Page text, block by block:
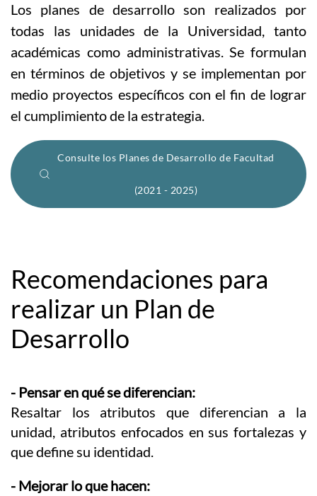
Los planes de desarrollo son realizados por
todas las unidades de la Universidad, tanto
académicas como administrativas. Se formulan
en términos de objetivos y se implementan por
medio proyectos específicos con el fin de lograr
el cumplimiento de la estrategia.
Consulte los Planes de Desarrollo de Facultad
(2021 - 2025)
Recomendaciones para
realizar un Plan de
Desarrollo
- Pensar en qué se diferencian:
Resaltar los atributos que diferencian a la
unidad, atributos enfocados en sus fortalezas y
que define su identidad.
- Mejorar lo que hacen: